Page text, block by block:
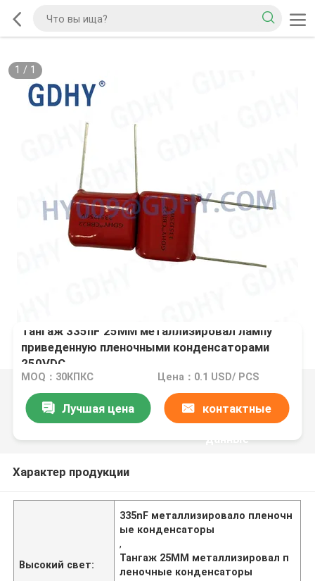
1 / 1
Тангаж 335nF 25MM металлизировал лампу
приведенную пленочными конденсаторами
250VDC
MOQ：30КПКС Цена：0.1 USD/ PCS
Лучшая цена контактные
данные
Характер продукции
Высокий свет:
335nF металлизировало пленочн
ые конденсаторы
,
Тангаж 25MM металлизировал п
леночные конденсаторы